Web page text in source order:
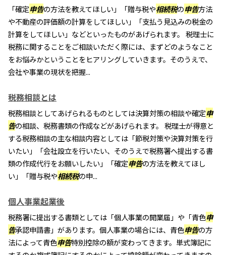
「確定申告の方法を教えてほしい」「贈与税や相続税の申告方法
や不動産の評価額の計算をしてほしい」「支払う見込みの税金の
計算をしてほしい」などといったものがあげられます。 税理士に
税務に関することをご相談いただく際には、まずどのようなこと
をお悩みかということをヒアリングしていきます。そのうえで、
会社や事業の現状を把握...
税務相談とは
税務相談としてあげられるものとしては決算対策の相談や確定申
告の相談、税務書類の作成などがあげられます。 税理士が得意と
する税務相談の主な相談内容としては「節税対策や決算対策を行
いたい」「会社設立を行いたい、そのうえで税務署へ提出する書
類の作成代行をお願いしたい」「確定申告の方法を教えてほし
い」「贈与税や相続税の申...
個人事業起業後
税務署に提出する書類としては「個人事業の開業届」や「青色申
告承認申請書」があります。個人事業の場合には、青色申告の方
法によって青色申告特別控除の額が変わってきます。単式簿記に